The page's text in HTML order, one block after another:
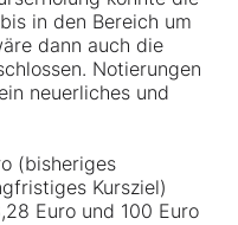
in den Bereich um
dann auch die
Notierungen
neuerliches und
(bisheriges
Kursziel)
Euro und 100 Euro